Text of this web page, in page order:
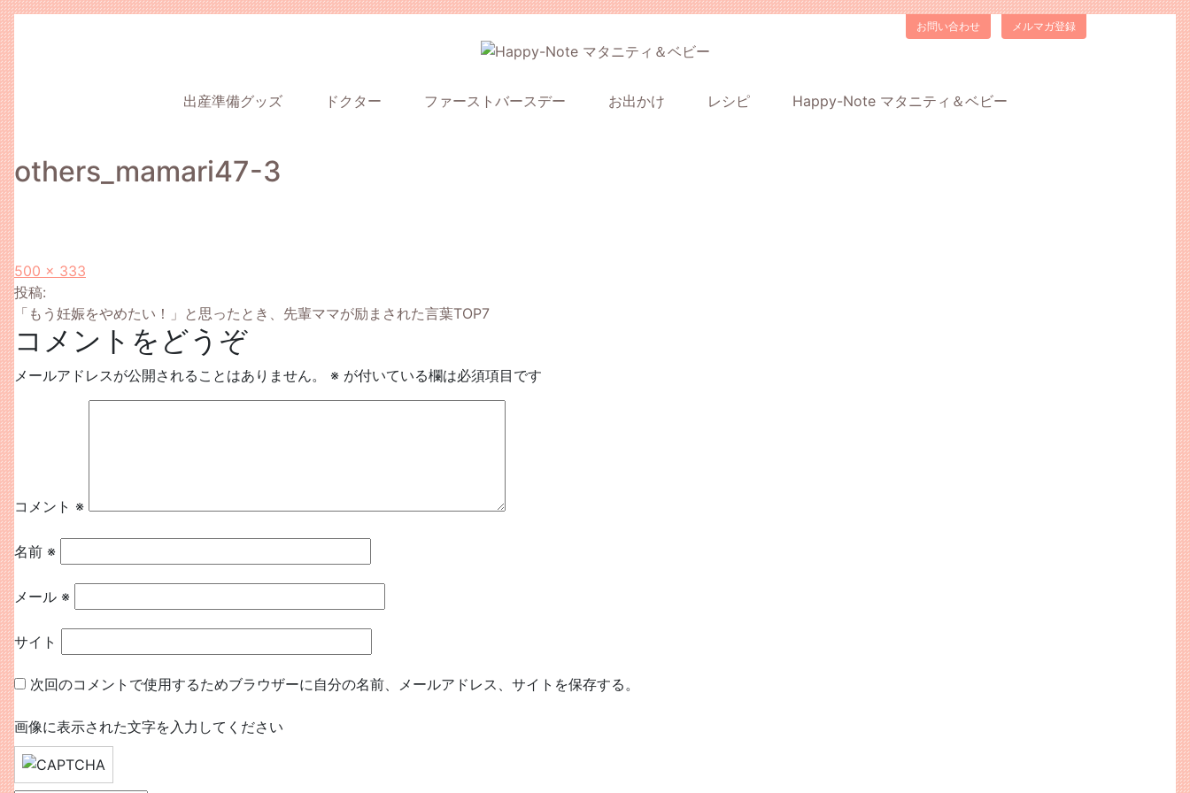
お問い合わせ メルマガ登録
出産準備グッズ ドクター ファーストバースデー お出かけ レシピ Happy-Note マタニティ＆ベビー
others_mamari47-3
フ
ル
サ
イ
ズ
500 × 333
投
稿
ナ
シ
ン
投稿:
「もう妊娠をやめたい！」と思ったとき、先輩ママが励まされた言葉TOP7
コメントをどうぞ
メールアドレスが公開されることはありません。 ※ が付いている欄は必須項目です
コメント ※
名前 ※
メール ※
サイト
次回のコメントで使用するためブラウザーに自分の名前、メールアドレス、サイトを保存する。
画像に表示された文字を入力してください